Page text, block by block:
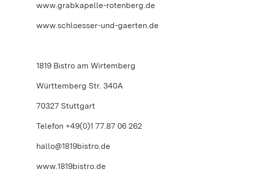
www.grabkapelle-rotenberg.de
www.schloesser-und-gaerten.de
1819 Bistro am Wirtemberg
Württemberg Str. 340A
70327 Stuttgart
Telefon +49(0)1 77.87 06 262
hallo@1819bistro.de
www.1819bistro.de